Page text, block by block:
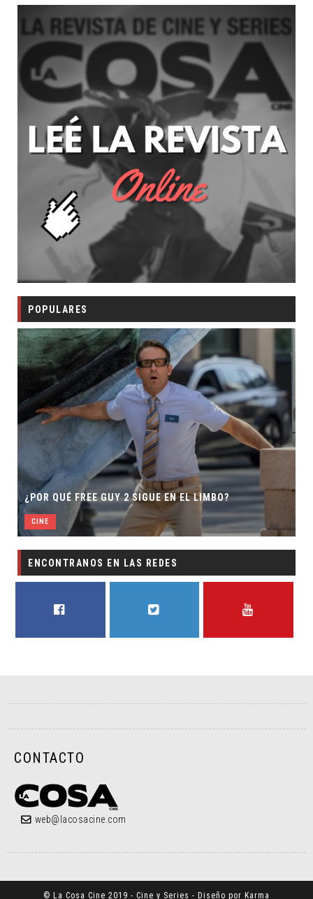
POPULARES
¿POR QUÉ FREE GUY 2 SIGUE EN EL LIMBO?
CINE
ENCONTRANOS EN LAS REDES
CONTACTO
web@lacosacine.com
© La Cosa Cine 2019 - Cine y Series - Diseño por Karma